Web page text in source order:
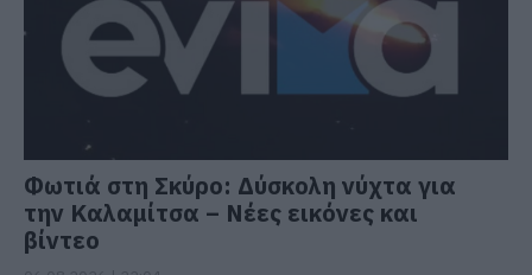
Φωτιά στη Σκύρο: Δύσκολη νύχτα για
την Καλαμίτσα – Νέες εικόνες και
βίντεο